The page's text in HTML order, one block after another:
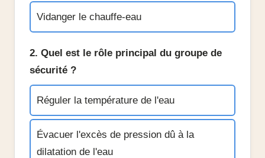
Vidanger le chauffe-eau
2. Quel est le rôle principal du groupe de
sécurité ?
Réguler la température de l'eau
Évacuer l'excès de pression dû à la
dilatation de l'eau